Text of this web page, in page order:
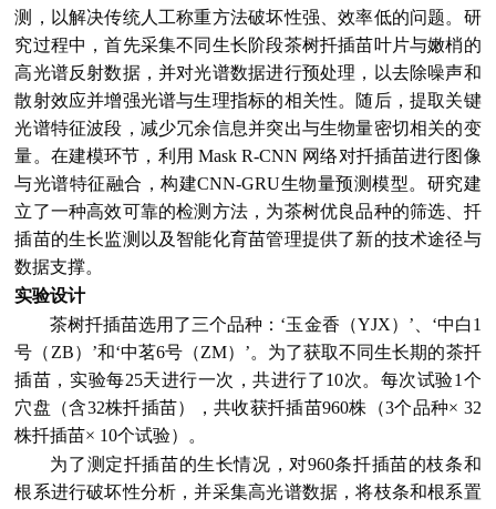
测，以解决传统人工称重方法破坏性强、效率低的问题。研
究过程中，首先采集不同生长阶段茶树扦插苗叶片与嫩梢的
高光谱反射数据，并对光谱数据进行预处理，以去除噪声和
散射效应并增强光谱与生理指标的相关性。随后，提取关键
光谱特征波段，减少冗余信息并突出与生物量密切相关的变
量。在建模环节，利用 Mask R-CNN 网络对扦插苗进行图像
与光谱特征融合，构建CNN-GRU生物量预测模型。研究建
立了一种高效可靠的检测方法，为茶树优良品种的筛选、扦
插苗的生长监测以及智能化育苗管理提供了新的技术途径与
数据支撑。
实验设计
茶树扦插苗选用了三个品种：‘玉金香（YJX）’、‘中白1
号（ZB）’和‘中茗6号（ZM）’。为了获取不同生长期的茶扦
插苗，实验每25天进行一次，共进行了10次。每次试验1个
穴盘（含32株扦插苗），共收获扦插苗960株（3个品种× 32
株扦插苗× 10个试验）。
为了测定扦插苗的生长情况，对960条扦插苗的枝条和
根系进行破坏性分析，并采集高光谱数据，将枝条和根系置